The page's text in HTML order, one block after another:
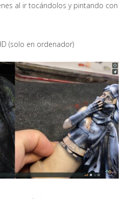
al ir tocándolos y pintando con
(solo en ordenador)